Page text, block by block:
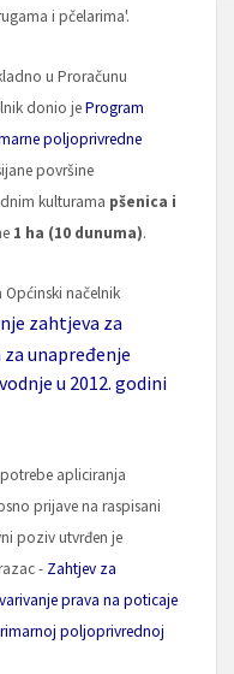
i pčelarima'.
u Proračunu
donio jeProgram
poljoprivredne
površine
kulturama pšenica i
1 ha (10 dunuma).
načelnik
zahtjeva za
unapređenje
u 2012. godini
apliciranja
prijave na raspisani
poziv utvrđen je
- Zahtjev za
prava na poticaje
poljoprivrednoj